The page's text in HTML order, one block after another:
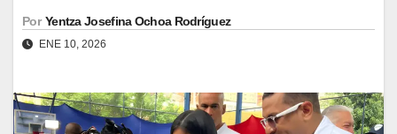
Por Yentza Josefina Ochoa Rodríguez
ENE 10, 2026